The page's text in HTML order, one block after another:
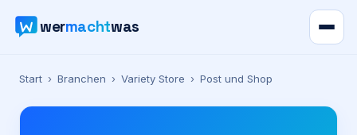
wermachtwas
Verzeichnis
Karte
Start › Branchen › Variety Store › Post und Shop